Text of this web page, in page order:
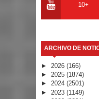
10+
ARCHIVO DE
► 2026 (166)
► 2025 (1874)
► 2024 (2501)
► 2023 (1149)